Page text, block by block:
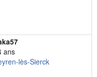
ans
lès-Sierck